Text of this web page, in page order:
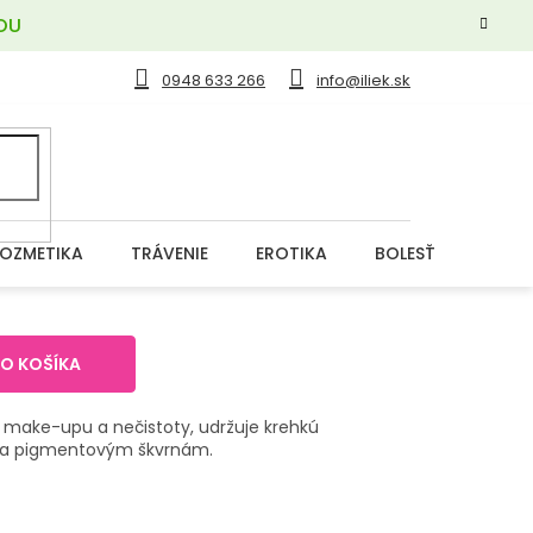
0948 633 266 info@iliek.sk
TRÁVENIE EROTIKA BOLESŤ
KOŠÍKA
upu a nečistoty, udržuje krehkú
pigmentovým škvrnám.